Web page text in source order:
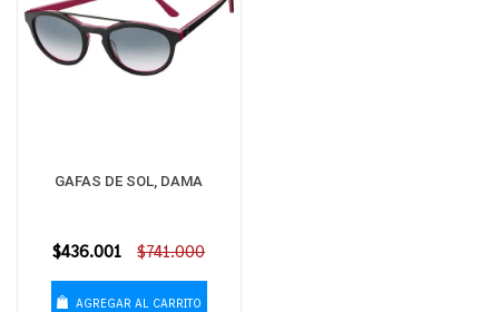
GAFAS DE SOL, DAMA
Precio
$436.001 $741.000
AGREGAR AL CARRITO